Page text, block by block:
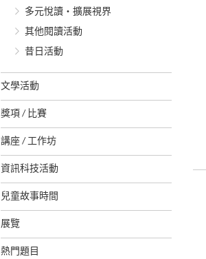
多元悅讀‧擴展視界
其他閱讀活動
昔日活動
文學活動
獎項 / 比賽
講座 / 工作坊
資訊科技活動
兒童故事時間
展覽
熱門題目